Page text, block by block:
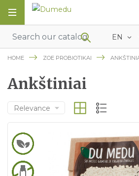
EN
HOME ZOE PROBIOTIKAI
Ankštiniai
Relevance